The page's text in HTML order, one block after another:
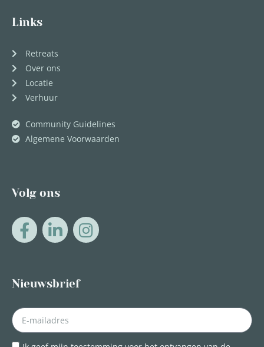
Links
Retreats
Over ons
Locatie
Verhuur
Community Guidelines
Algemene Voorwaarden
Volg ons
Nieuwsbrief